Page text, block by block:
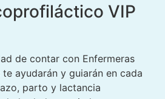
VIP
de contar con Enfermeras
ayudarán y guiarán en cada
parto y lactancia